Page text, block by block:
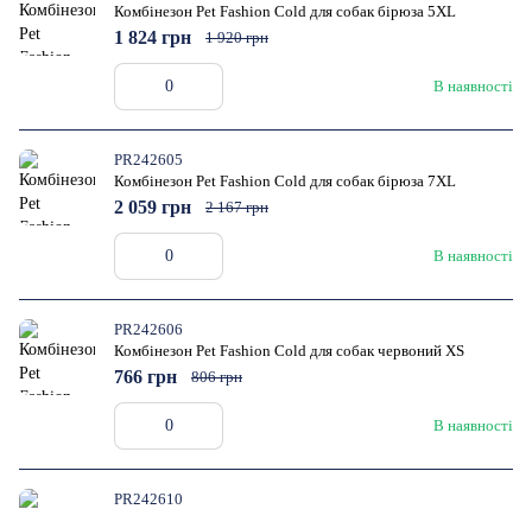
Комбінезон Pet Fashion Cold для собак бірюза 5XL
В наявності
1 824 грн 1 920 грн
PR242605
Комбінезон Pet Fashion Cold для собак бірюза 7XL
В наявності
2 059 грн 2 167 грн
PR242606
Комбінезон Pet Fashion Cold для собак червоний XS
В наявності
766 грн 806 грн
PR242610